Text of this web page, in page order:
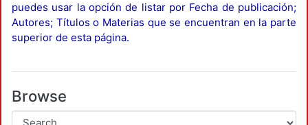
puedes usar la opción de listar por Fecha de publicación;
Autores; Títulos o Materias que se encuentran en la parte
superior de esta página.
Browse